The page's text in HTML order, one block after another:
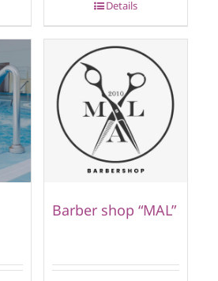
Details
Barber shop “MAL”